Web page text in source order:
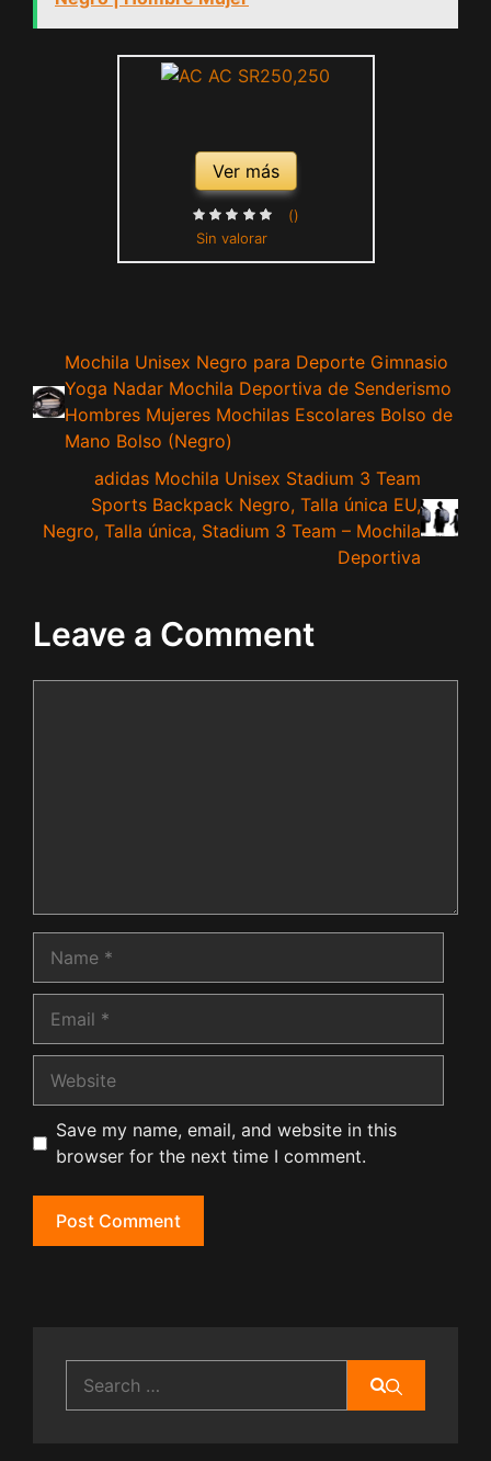
Ver más
Sin valorar
()
Mochila Unisex Negro para Deporte Gimnasio
Yoga Nadar Mochila Deportiva de Senderismo
Hombres Mujeres Mochilas Escolares Bolso de
Mano Bolso (Negro)
adidas Mochila Unisex Stadium 3 Team
Sports Backpack Negro, Talla única EU,
Negro, Talla única, Stadium 3 Team – Mochila
Deportiva
Leave a Comment
Save my name, email, and website in this
browser for the next time I comment.
for: